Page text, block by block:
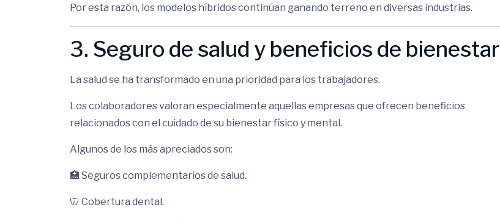
Por esta razón, los modelos híbridos continúan ganando terreno en diversas industrias.
3. Seguro de salud y beneficios de bienestar
La salud se ha transformado en una prioridad para los trabajadores.
Los colaboradores valoran especialmente aquellas empresas que ofrecen beneficios
relacionados con el cuidado de su bienestar físico y mental.
Algunos de los más apreciados son:
🏥 Seguros complementarios de salud.
🦷 Cobertura dental.